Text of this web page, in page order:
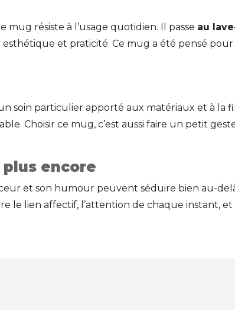
mug résiste à l’usage quotidien. Il passe au
esthétique et praticité. Ce mug a été pensé
soin particulier apporté aux matériaux et à la
Choisir ce mug, c’est aussi faire un petit
encore
et son humour peuvent séduire bien au-
lien affectif, l’attention de chaque instant,